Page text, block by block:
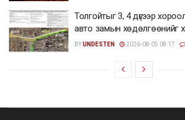
Толгойтыг 3, 4 дүгээр
авто замын хөдөлгөөнийг
BYUNDESTEN 2026-08-05 08:17